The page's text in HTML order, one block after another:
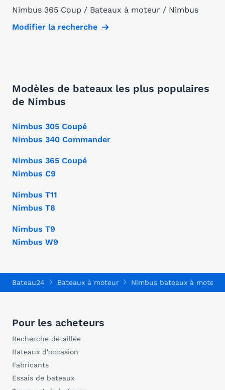
Nimbus 365 Coup / Bateaux à moteur / Nimbus
Modifier la recherche
Modèles de bateaux les plus populaires
de Nimbus
Nimbus 305 Coupé
Nimbus 340 Commander
Nimbus 365 Coupé
Nimbus C9
Nimbus T11
Nimbus T8
Nimbus T9
Nimbus W9
Bateau24 Bateaux à moteur Nimbus bateaux à moteur
Pour les acheteurs
Recherche détaillée
Bateaux d'occasion
Fabricants
Essais de bateaux